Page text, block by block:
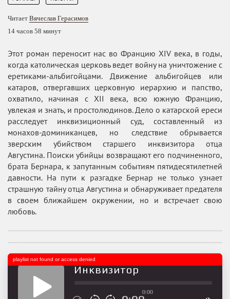
Читает Вячеслав Герасимов
14 часов 58 минут
Этот роман переносит нас во Францию XIV века, в годы,
когда католическая церковь ведет войну на уничтожение с
еретиками-альбигойцами. Движение альбигойцев или
катаров, отвергавших церковную иерархию и папство,
охватило, начиная с XII века, всю южную Францию,
увлекая и знать, и простолюдинов. Дело о катарской ереси
расследует инквизиционный суд, составленный из
монахов-доминиканцев, но следствие обрывается
зверским убийством старшего инквизитора отца
Августина. Поиски убийцы возвращают его подчиненного,
брата Бернара, к запутанным событиям пятидесятилетней
давности. На пути к разгадке Бернар не только узнает
страшную тайну отца Августина и обнаруживает предателя
в своем ближайшем окружении, но и встречает свою
любовь.
Инквизитор
0:00
playlist not found or access denied